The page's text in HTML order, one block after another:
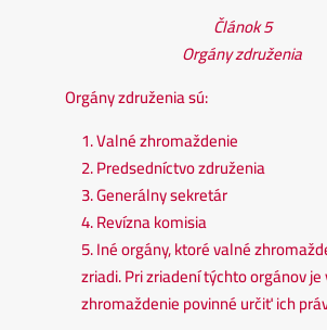
Článok 5
Orgány združenia
Orgány združenia sú:
1. Valné zhromaždenie
2. Predsedníctvo združenia
3. Generálny sekretár
4. Revízna komisia
5. Iné orgány, ktoré valné
zriadi. Pri zriadení týchto orgánov
zhromaždenie povinné určiť ich